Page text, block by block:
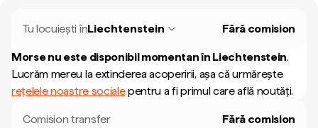
Tu locuiești înLiechtenstein Fără comision
Morse nu este disponibil momentan în Liechtenstein.
Lucrăm mereu la extinderea acoperirii, așa că urmărește
rețelele noastre socialepentru a fi primul care află noutăți.
Comision transfer Fără comision